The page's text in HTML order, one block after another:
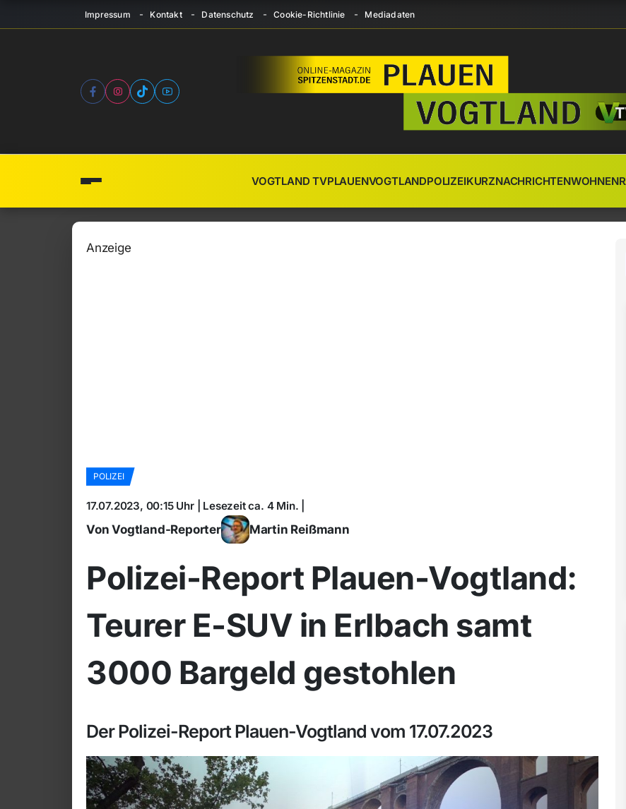
Impressum Kontakt Datenschutz Cookie-Richtlinie Mediadaten
VOGTLAND TVPLAUENVOGTLANDPOLIZEIKURZNACHRICHTENWOHNEN
Anzeige
POLIZEI
17.07.2023, 00:15 Uhr | Lesezeit ca. 4 Min. |
Von Vogtland-Reporter Martin Reißmann
Polizei-Report Plauen-Vogtland:
Teurer E-SUV in Erlbach samt
3000 Bargeld gestohlen
Der Polizei-Report Plauen-Vogtland vom 17.07.2023